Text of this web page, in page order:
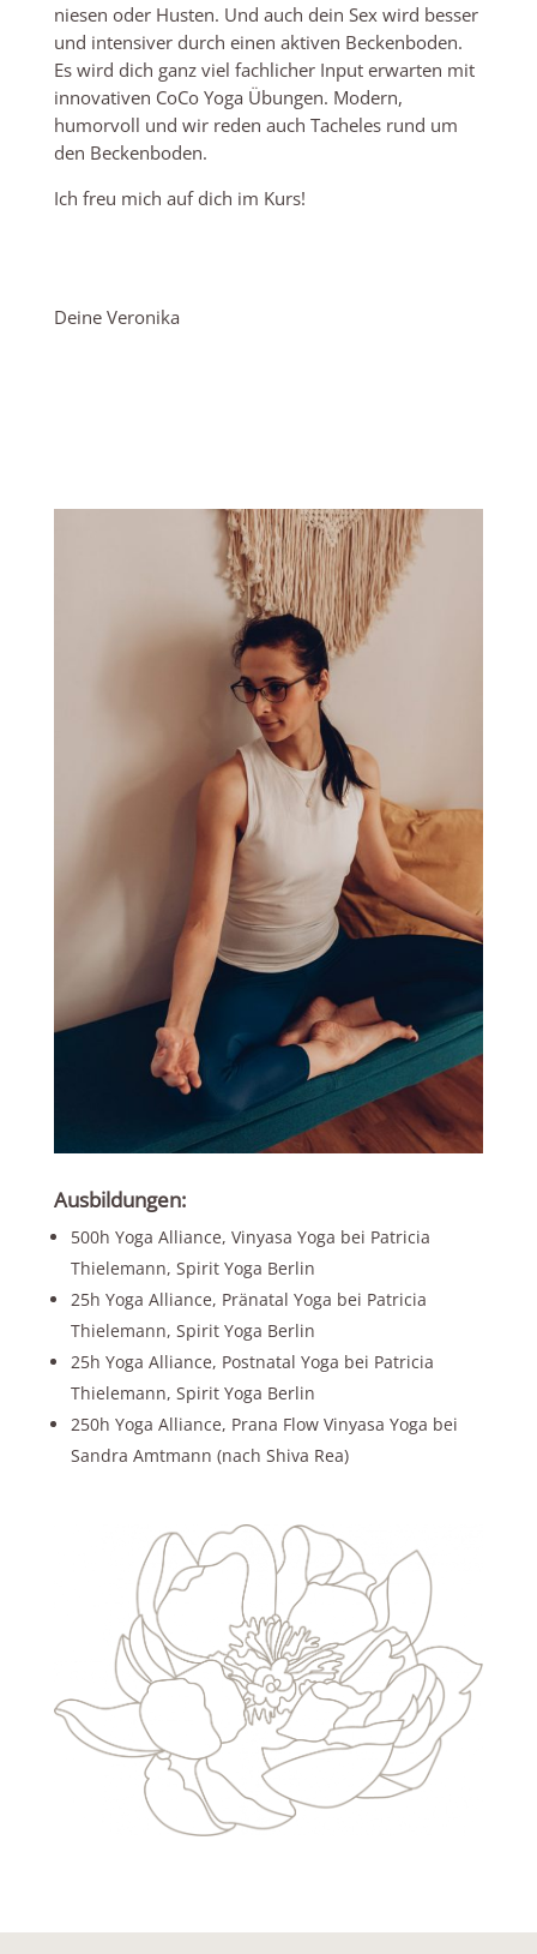
niesen oder Husten. Und auch dein Sex wird besser
und intensiver durch einen aktiven Beckenboden.
Es wird dich ganz viel fachlicher Input erwarten mit
innovativen CoCo Yoga Übungen. Modern,
humorvoll und wir reden auch Tacheles rund um
den Beckenboden.
Ich freu mich auf dich im Kurs!
Deine Veronika
Ausbildungen:
500h Yoga Alliance, Vinyasa Yoga bei Patricia
Thielemann, Spirit Yoga Berlin
25h Yoga Alliance, Pränatal Yoga bei Patricia
Thielemann, Spirit Yoga Berlin
25h Yoga Alliance, Postnatal Yoga bei Patricia
Thielemann, Spirit Yoga Berlin
250h Yoga Alliance, Prana Flow Vinyasa Yoga bei
Sandra Amtmann (nach Shiva Rea)